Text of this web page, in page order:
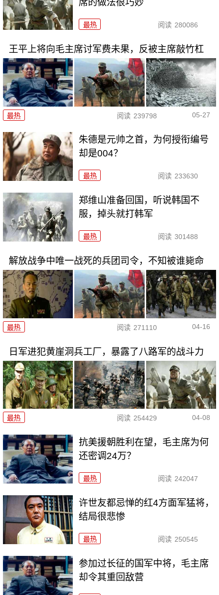
席的做法很巧妙
最热 阅读 280086
王平上将向毛主席讨军费未果，反被主席敲竹杠
最热 阅读 239798 05-27
朱德是元帅之首，为何授衔编号
却是004？
最热 阅读 233630
郑维山准备回国，听说韩国不
服，掉头就打韩军
最热 阅读 301488
解放战争中唯一战死的兵团司令，不知被谁毙命
最热 阅读 271110 04-16
日军进犯黄崖洞兵工厂，暴露了八路军的战斗力
最热 阅读 254429 04-08
抗美援朝胜利在望，毛主席为何
还密调24万？
最热 阅读 242047
许世友都忌惮的红4方面军猛将，
结局很悲惨
最热 阅读 250545
参加过长征的国军中将，毛主席
却令其重回敌营